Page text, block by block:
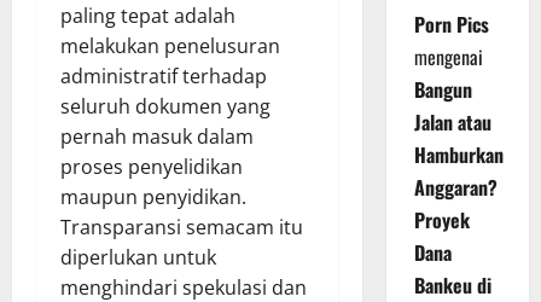
paling tepat adalah
melakukan penelusuran
administratif terhadap
seluruh dokumen yang
pernah masuk dalam
proses penyelidikan
maupun penyidikan.
Transparansi semacam itu
diperlukan untuk
menghindari spekulasi dan
Porn Pics
mengenai
Bangun
Jalan atau
Hamburkan
Anggaran?
Proyek
Dana
Bankeu di